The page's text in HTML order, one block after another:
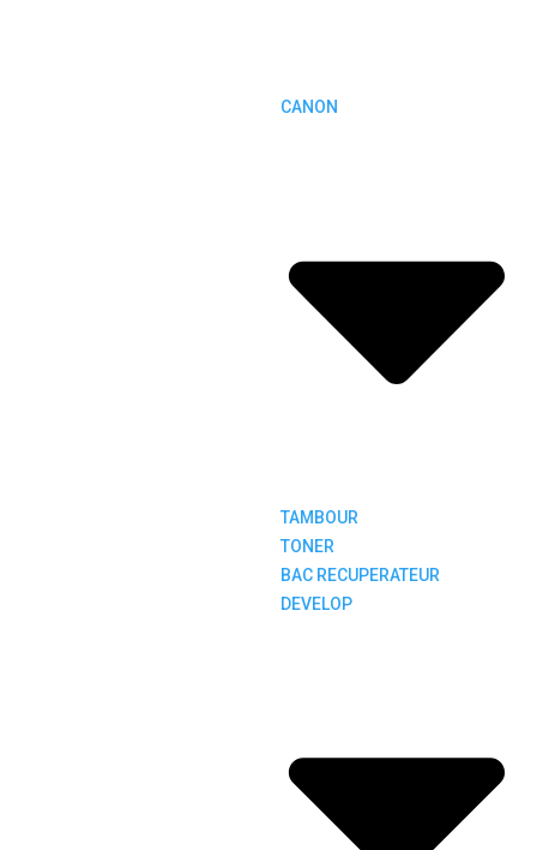
CANON
TAMBOUR
TONER
BAC RECUPERATEUR
DEVELOP